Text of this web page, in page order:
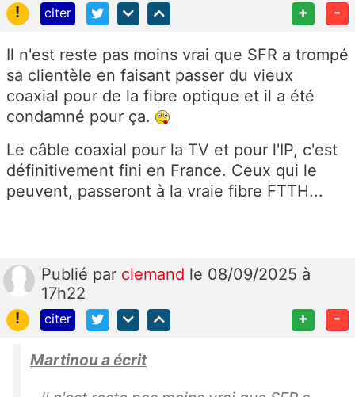
!
citer + -
Il n'est reste pas moins vrai que SFR a trompé
sa clientèle en faisant passer du vieux
coaxial pour de la fibre optique et il a été
condamné pour ça.
Le câble coaxial pour la TV et pour l'IP, c'est
définitivement fini en France. Ceux qui le
peuvent, passeront à la vraie fibre FTTH...
Publié par clemand le 08/09/2025 à
17h22
!
citer + -
Martinou a écrit